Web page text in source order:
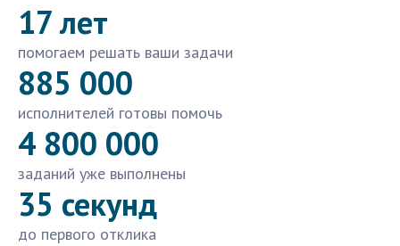
17 лет
помогаем решать ваши задачи
885 000
исполнителей готовы помочь
4 800 000
заданий уже выполнены
35 секунд
до первого отклика